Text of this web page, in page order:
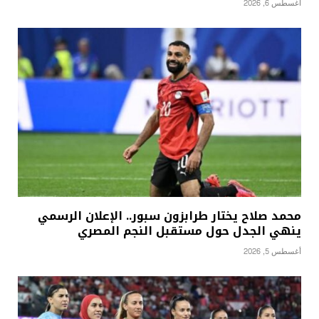
أغسطس 6, 2026
محمد صلاح يختار طرابزون سبور.. الإعلان الرسمي
ينهي الجدل حول مستقبل النجم المصري
أغسطس 5, 2026